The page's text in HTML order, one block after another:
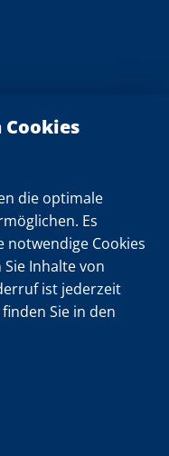
die optimale
Es
notwendige Cookies
Inhalte von
ist jederzeit
Sie in den